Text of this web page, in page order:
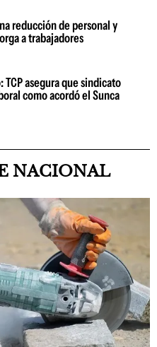
reducción de personal y
a trabajadores
asegura que sindicato
como acordó el Sunca
NACIONAL